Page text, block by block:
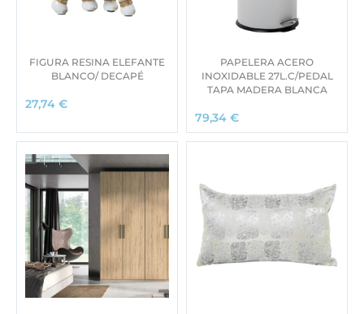
FIGURA RESINA ELEFANTE
BLANCO/ DECAPÉ
27,74 €
PAPELERA ACERO
INOXIDABLE 27L.C/PEDAL
TAPA MADERA BLANCA
79,34 €